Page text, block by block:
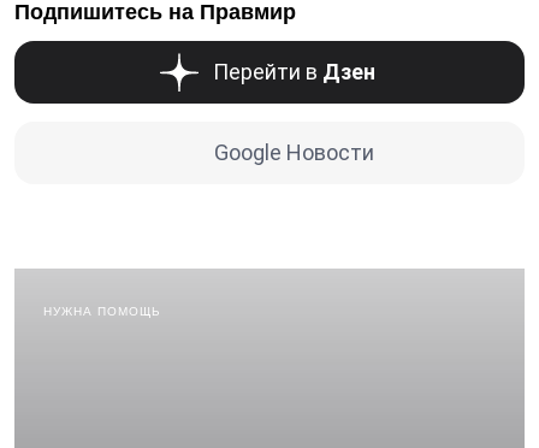
Подпишитесь на Правмир
Перейти в Дзен
Google Новости
НУЖНА ПОМОЩЬ